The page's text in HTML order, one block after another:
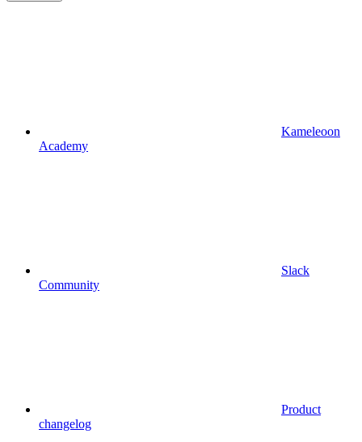
Kameleoon
Academy
Slack
Community
Product
changelog